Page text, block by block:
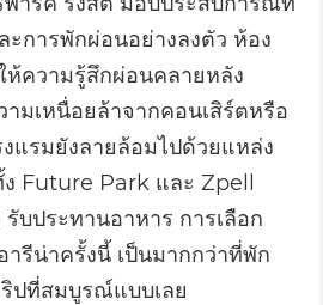
การพักผ่อนอย่างลงตัว ห้อง
ความรู้สึกผ่อนคลายหลัง
มเหนื่อยล้าจากคอนเสิร์ตหรือ
แรมยังลายล้อมไปด้วยแหล่ง
Future Park และ Zpell
บประทานอาหาร การเลือก
รีน่าครั้งนี้ เป็นมากกว่าที่พัก
ปที่สมบูรณ์แบบเลย